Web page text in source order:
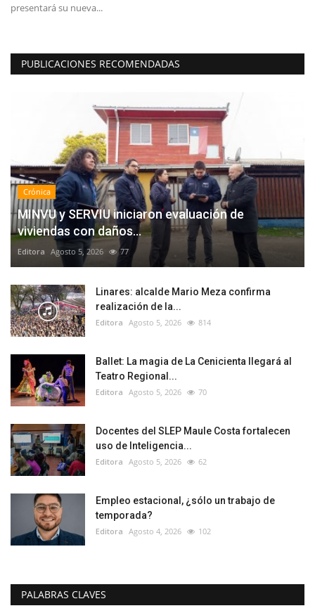
presentará su nueva...
PUBLICACIONES RECOMENDADAS
Crónica
MINVU y SERVIU iniciaron evaluación de
viviendas con daños...
Editora Agosto 5, 2026 77
Linares: alcalde Mario Meza confirma
realización de la...
Editora Agosto 5, 2026 814
Ballet: La magia de La Cenicienta llegará al
Teatro Regional...
Editora Agosto 5, 2026 70
Docentes del SLEP Maule Costa fortalecen
uso de Inteligencia...
Editora Agosto 5, 2026 62
Empleo estacional, ¿sólo un trabajo de
temporada?
Editora Agosto 4, 2026 102
PALABRAS CLAVES